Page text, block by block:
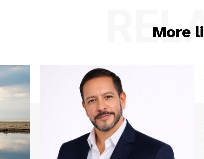
More